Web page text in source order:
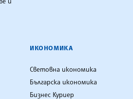
ИКОНОМИКА
Световна икономика
Българска икономика
Бизнес Куриер